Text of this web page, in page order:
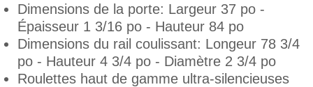
Dimensions de la porte: Largeur 37 po -
Épaisseur 1 3/16 po - Hauteur 84 po
Dimensions du rail coulissant: Longeur 78 3/4
po - Hauteur 4 3/4 po - Diamètre 2 3/4 po
Roulettes haut de gamme ultra-silencieuses